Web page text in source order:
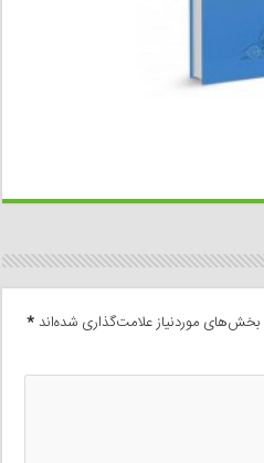
بخش‌های موردنیاز علامت‌گذاری شده‌اند*